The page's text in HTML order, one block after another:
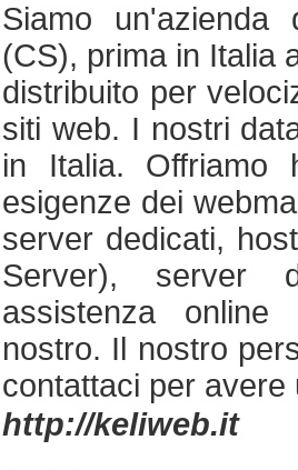
Siamo
(CS), prima in Italia
distribuito per
siti web. I nostri
in Italia. Offriamo
esigenze dei
server dedicati,
Server), server
assistenza
nostro. Il nostro
contattaci per avere
http://keliweb.it